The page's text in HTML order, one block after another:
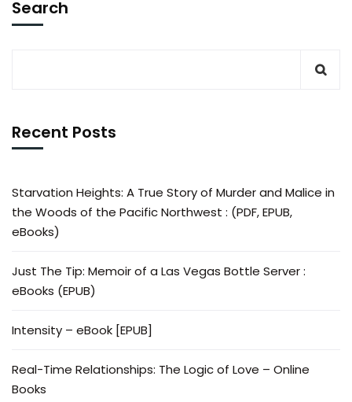
Search
Recent Posts
Starvation Heights: A True Story of Murder and Malice in
the Woods of the Pacific Northwest : (PDF, EPUB,
eBooks)
Just The Tip: Memoir of a Las Vegas Bottle Server :
eBooks (EPUB)
Intensity – eBook [EPUB]
Real-Time Relationships: The Logic of Love – Online
Books